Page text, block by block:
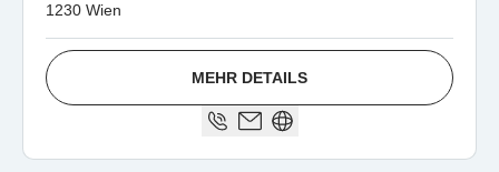
1230 Wien
MEHR DETAILS